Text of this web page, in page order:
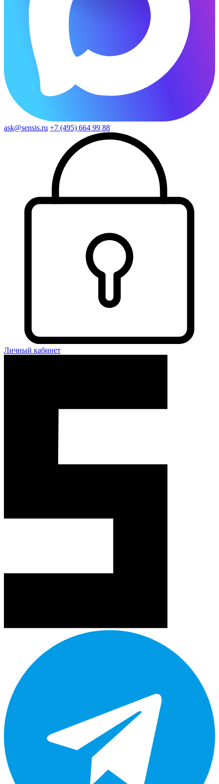
ask@sensis.ru +7 (495) 664 99 88
Личный кабинет